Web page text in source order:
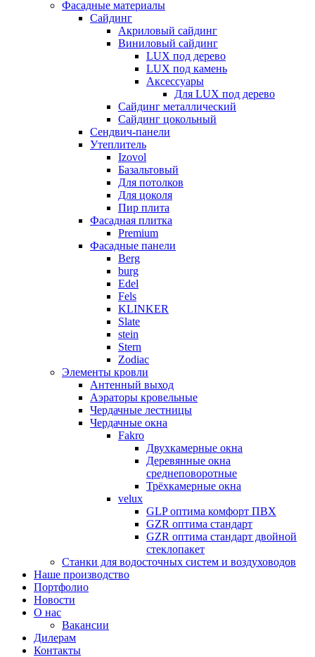
Фасадные материалы
Сайдинг
Акриловый сайдинг
Виниловый сайдинг
LUX под дерево
LUX под камень
Аксессуары
Для LUX под дерево
Сайдинг металлический
Сайдинг цокольный
Сендвич-панели
Утеплитель
Izovol
Базальтовый
Для потолков
Для цоколя
Пир плита
Фасадная плитка
Premium
Фасадные панели
Berg
burg
Edel
Fels
KLINKER
Slate
stein
Stern
Zodiac
Элементы кровли
Антенный выход
Аэраторы кровельные
Чердачные лестницы
Чердачные окна
Fakro
Двухкамерные окна
Деревянные окна
среднеповоротные
Трёхкамерные окна
velux
GLP оптима комфорт ПВХ
GZR оптима стандарт
GZR оптима стандарт двойной
стеклопакет
Станки для водосточных систем и воздуховодов
Наше производство
Портфолио
Новости
О нас
Вакансии
Дилерам
Контакты